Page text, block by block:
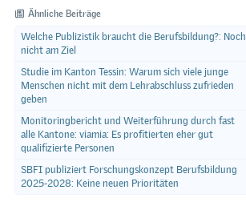
Ähnliche Beiträge
Welche Publizistik braucht die Berufsbildung?: Noch
nicht am Ziel
Studie im Kanton Tessin: Warum sich viele junge
Menschen nicht mit dem Lehrabschluss zufrieden
geben
Monitoringbericht und Weiterführung durch fast
alle Kantone: viamia: Es profitierten eher gut
qualifizierte Personen
SBFI publiziert Forschungskonzept Berufsbildung
2025-2028: Keine neuen Prioritäten